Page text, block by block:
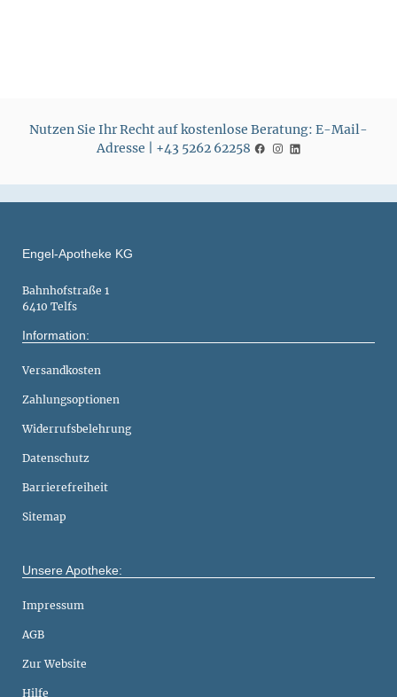
Nutzen Sie Ihr Recht auf kostenlose Beratung: E-Mail-
Adresse | +43 5262 62258
Engel-Apotheke KG
Bahnhofstraße 1
6410 Telfs
Information:
Versandkosten
Zahlungsoptionen
Widerrufsbelehrung
Datenschutz
Barrierefreiheit
Sitemap
Unsere Apotheke:
Impressum
AGB
Zur Website
Hilfe